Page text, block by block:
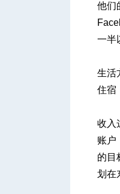
他们
一半
生活
住宿
收入
账户
的目
划在